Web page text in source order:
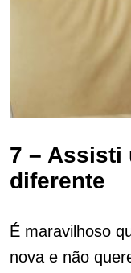
7 – Assisti
diferente
É maravilhoso
nova e não